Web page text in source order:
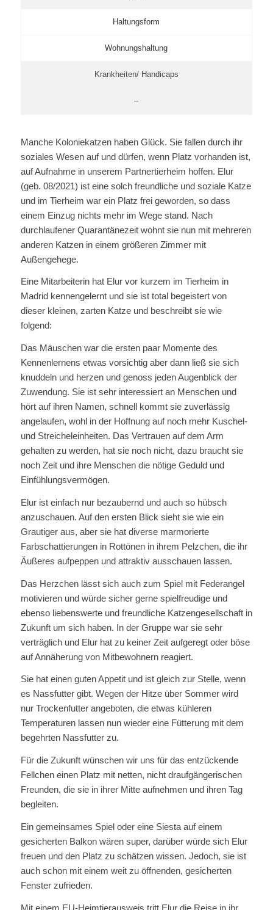
Haltungsform
Wohnungshaltung
Krankheiten/ Handicaps
–
Manche Koloniekatzen haben Glück. Sie fallen durch ihr
soziales Wesen auf und dürfen, wenn Platz vorhanden ist,
auf Aufnahme in unserem Partnertierheim hoffen. Elur
(geb. 08/2021) ist eine solch freundliche und soziale Katze
und im Tierheim war ein Platz frei geworden, so dass
einem Einzug nichts mehr im Wege stand. Nach
durchlaufener Quarantänezeit wohnt sie nun mit mehreren
anderen Katzen in einem größeren Zimmer mit
Außengehege.
Eine Mitarbeiterin hat Elur vor kurzem im Tierheim in
Madrid kennengelernt und sie ist total begeistert von
dieser kleinen, zarten Katze und beschreibt sie wie
folgend:
Das Mäuschen war die ersten paar Momente des
Kennenlernens etwas vorsichtig aber dann ließ sie sich
knuddeln und herzen und genoss jeden Augenblick der
Zuwendung. Sie ist sehr interessiert an Menschen und
hört auf ihren Namen, schnell kommt sie zuverlässig
angelaufen, wohl in der Hoffnung auf noch mehr Kuschel-
und Streicheleinheiten. Das Vertrauen auf dem Arm
gehalten zu werden, hat sie noch nicht, dazu braucht sie
noch Zeit und ihre Menschen die nötige Geduld und
Einfühlungsvermögen.
Elur ist einfach nur bezaubernd und auch so hübsch
anzuschauen. Auf den ersten Blick sieht sie wie ein
Grautiger aus, aber sie hat diverse marmorierte
Farbschattierungen in Rottönen in ihrem Pelzchen, die ihr
Äußeres aufpeppen und attraktiv ausschauen lassen.
Das Herzchen lässt sich auch zum Spiel mit Federangel
motivieren und würde sicher gerne spielfreudige und
ebenso liebenswerte und freundliche Katzengesellschaft in
Zukunft um sich haben. In der Gruppe war sie sehr
verträglich und Elur hat zu keiner Zeit aufgeregt oder böse
auf Annäherung von Mitbewohnern reagiert.
Sie hat einen guten Appetit und ist gleich zur Stelle, wenn
es Nassfutter gibt. Wegen der Hitze über Sommer wird
nur Trockenfutter angeboten, die etwas kühleren
Temperaturen lassen nun wieder eine Fütterung mit dem
begehrten Nassfutter zu.
Für die Zukunft wünschen wir uns für das entzückende
Fellchen einen Platz mit netten, nicht draufgängerischen
Freunden, die sie in ihrer Mitte aufnehmen und ihren Tag
begleiten.
Ein gemeinsames Spiel oder eine Siesta auf einem
gesicherten Balkon wären super, darüber würde sich Elur
freuen und den Platz zu schätzen wissen. Jedoch, sie ist
auch schon mit einem weit zu öffnenden, gesicherten
Fenster zufrieden.
Mit einem EU-Heimtierausweis tritt Elur die Reise in ihr